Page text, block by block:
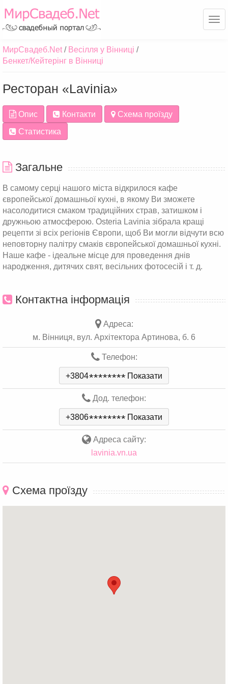
МирСвадеб.Net
Весілля у Вінниці
Бенкет/Кейтерінг в Вінниці
Ресторан «Lavinia»
Опис Контакти
Схема проїзду
Статистика
Загальне
В самому серці нашого міста відкрилося кафе
європейської домашньої кухні, в якому Ви зможете
насолодитися смаком традиційних страв, затишком і
дружньою атмосферою. Osteria Lavinia зібрала кращі
рецепти зі всіх регіонів Європи, щоб Ви могли відчути всю
неповторну палітру смаків європейської домашньої кухні.
Наше кафе - ідеальне місце для проведення днів
народження, дитячих свят, весільних фотосесій і т. д.
Контактна інформація
Адреса:
м. Вінниця, вул. Архітектора Артинова, б. 6
Телефон:
+3804******** Показати
Дод. телефон:
+3806******** Показати
Адреса сайту:
lavinia.vn.ua
Схема проїзду